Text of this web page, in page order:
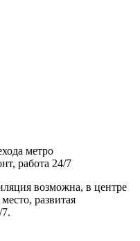
метро
работа 24/7
возможна, в центре
развитая